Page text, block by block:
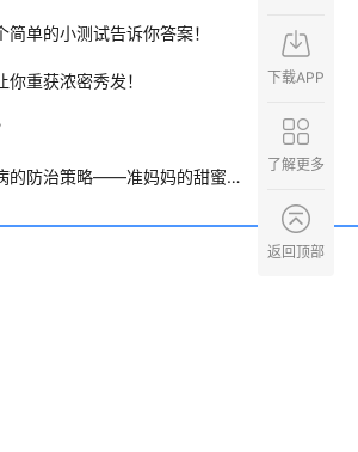
简单的小测试告诉你答案！
重获浓密秀发！
的防治策略——准妈妈的甜蜜负
下载APP
了解更多
返回顶部